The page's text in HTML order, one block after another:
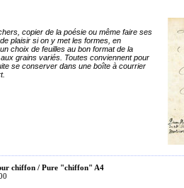
copier de la poésie ou même faire ses
plaisir si on y met les formes, en
choix de feuilles au bon format de la
grains variés. Toutes conviennent pour
se conserver dans une boîte à courrier
chiffon / Pure "chiffon" A4